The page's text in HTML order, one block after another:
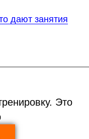
дают занятия
Это